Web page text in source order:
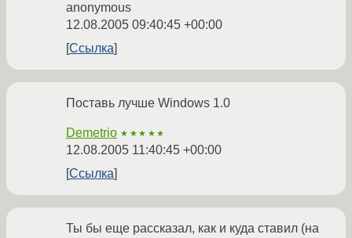
anonymous
12.08.2005 09:40:45 +00:00
Ссылка
Поставь лучше Windows 1.0
Demetrio ★★★★★
12.08.2005 11:40:45 +00:00
Ссылка
Ты бы еще рассказал, как и куда ставил (на